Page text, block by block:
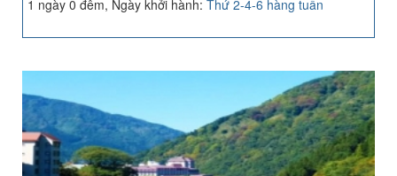
1 ngày 0 đêm, Ngày khởi hành: Thứ 2-4-6 hàng tuần